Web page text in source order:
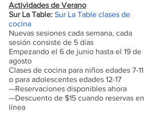
Actividades de Verano
Sur La Table: Sur La Table clases de
cocina
Nuevas sesiones cada semana, cada
sesión consiste de 5 días
Empezando el 6 de junio hasta el 19 de
agosto
Clases de cocina para niños edades 7-11
o para adolescentes edades 12-17
—Reservaciones disponibles ahora
—Descuento de $15 cuando reservas en
línea